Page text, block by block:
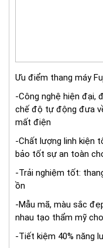
Ưu điểm thang máy
-Công nghệ hiện đại,
chế độ tự động đưa
mất điện
-Chất lượng linh kiện
bảo tốt sự an toàn
-Trải nghiệm tốt:
ồn
-Mẫu mã, màu sắc
nhau tạo thẩm mỹ
-Tiết kiệm 40% năng